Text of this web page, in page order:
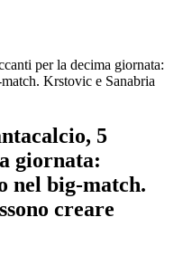
per la decima giornata:
Krstovic e Sanabria
5
giornata:
nel big-match.
creare